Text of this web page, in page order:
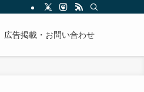
広告掲載・お問い合わせ